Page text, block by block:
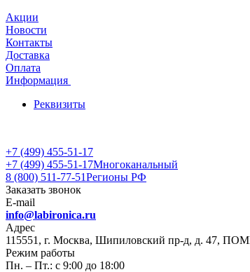
Акции
Новости
Контакты
Доставка
Оплата
Информация
Реквизиты
+7 (499) 455-51-17
+7 (499) 455-51-17Многоканальный
8 (800) 511-77-51Регионы РФ
Заказать звонок
E-mail
info@labironica.ru
Адрес
115551, г. Москва, Шипиловский пр-д, д. 47,
Режим работы
Пн. – Пт.: с 9:00 до 18:00